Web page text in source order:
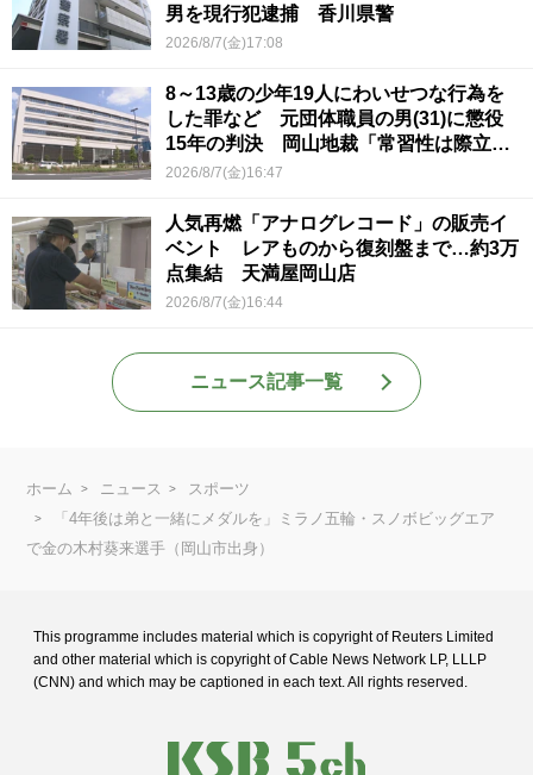
男を現行犯逮捕 香川県警
2026/8/7(金)17:08
8～13歳の少年19人にわいせつな行為を
した罪など 元団体職員の男(31)に懲役
15年の判決 岡山地裁「常習性は際立っ
ていて被害結果も非常に重い」
2026/8/7(金)16:47
人気再燃「アナログレコード」の販売イ
ベント レアものから復刻盤まで…約3万
点集結 天満屋岡山店
2026/8/7(金)16:44
ニュース記事一覧
ホーム ニュース
スポーツ
「4年後は弟と一緒にメダルを」ミラノ五輪・スノボビッグエア
で金の木村葵来選手（岡山市出身）
This programme includes material which is copyright of Reuters Limited
and other material which is copyright of Cable News Network LP, LLLP
(CNN) and which may be captioned in each text. All rights reserved.